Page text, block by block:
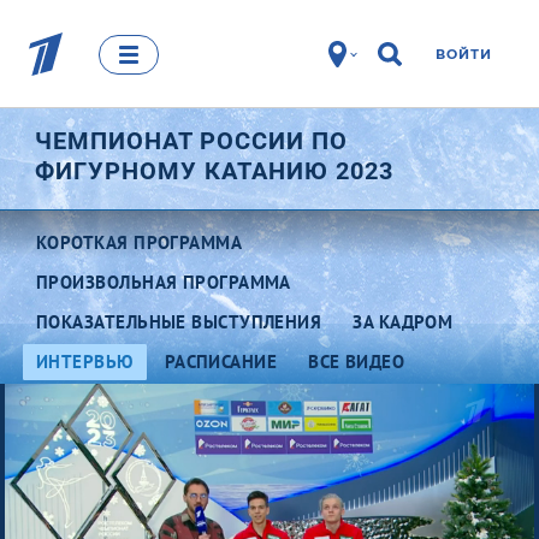
ВОЙТИ
ЧЕМПИОНАТ РОССИИ ПО
ФИГУРНОМУ КАТАНИЮ 2023
КОРОТКАЯ ПРОГРАММА
ПРОИЗВОЛЬНАЯ ПРОГРАММА
ПОКАЗАТЕЛЬНЫЕ ВЫСТУПЛЕНИЯ
ЗА КАДРОМ
ИНТЕРВЬЮ
РАСПИСАНИЕ ВСЕ ВИДЕО